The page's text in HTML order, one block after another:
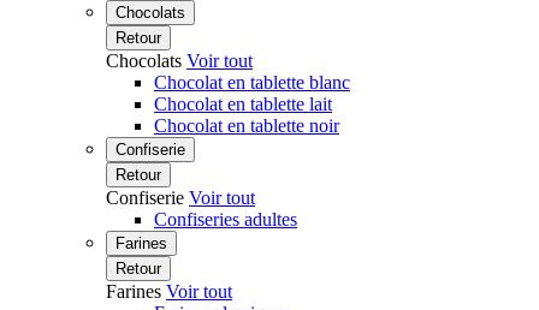
Chocolats
Retour
Chocolats Voir tout
Chocolat en tablette blanc
Chocolat en tablette lait
Chocolat en tablette noir
Confiserie
Retour
Confiserie Voir tout
Confiseries adultes
Farines
Retour
Farines Voir tout